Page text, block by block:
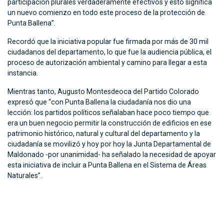
participación plurales verdaderamente efectivos y esto significa
un nuevo comienzo en todo este proceso de la protección de
Punta Ballena”.
Recordó que la iniciativa popular fue firmada por más de 30 mil
ciudadanos del departamento, lo que fue la audiencia pública, el
proceso de autorización ambiental y camino para llegar a esta
instancia.
Mientras tanto, Augusto Montesdeoca del Partido Colorado
expresó que “con Punta Ballena la ciudadanía nos dio una
lección: los partidos políticos señalaban hace poco tiempo que
era un buen negocio permitir la construcción de edificios en ese
patrimonio histórico, natural y cultural del departamento y la
ciudadanía se movilizó y hoy por hoy la Junta Departamental de
Maldonado -por unanimidad- ha señalado la necesidad de apoyar
esta iniciativa de incluir a Punta Ballena en el Sistema de Áreas
Naturales”.